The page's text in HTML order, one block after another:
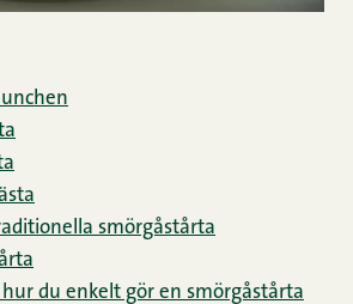
smörgåstårta
hur du enkelt gör en smörgåstårta